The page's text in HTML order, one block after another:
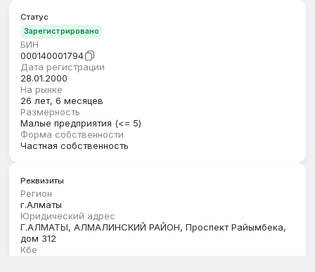
Статус
Зарегистрировано
БИН
000140001794
Дата регистрации
28.01.2000
На рынке
26 лет, 6 месяцев
Размерность
Малые предприятия (<= 5)
Форма собственности
Частная собственность
Реквизиты
Регион
г.Алматы
Юридический адрес
Г.АЛМАТЫ, АЛМАЛИНСКИЙ РАЙОН, Проспект Райымбека,
дом 312
Кбе